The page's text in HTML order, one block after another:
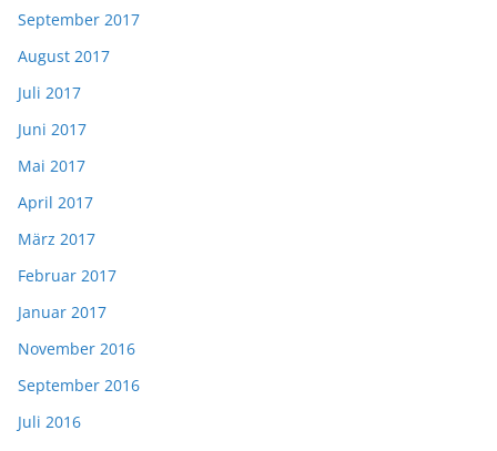
September 2017
August 2017
Juli 2017
Juni 2017
Mai 2017
April 2017
März 2017
Februar 2017
Januar 2017
November 2016
September 2016
Juli 2016